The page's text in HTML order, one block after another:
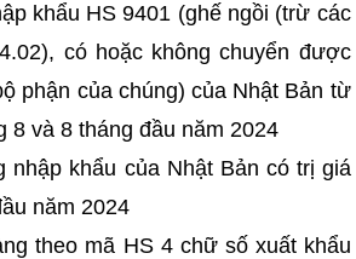
khẩu HS 9401 (ghế ngồi (trừ các
có hoặc không chuyển được
phận của chúng) của Nhật Bản từ
8 và 8 tháng đầu năm 2024
nhập khẩu của Nhật Bản có trị giá
năm 2024
theo mã HS 4 chữ số xuất khẩu